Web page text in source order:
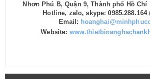
Nhơn Phú B, Quận 9, Thành phố Hồ Chí
Hotline, zalo, skype: 0985.288.164
Email:
Website: